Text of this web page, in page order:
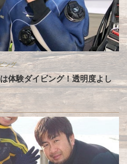
ング
体験ダイビング！透明度よし